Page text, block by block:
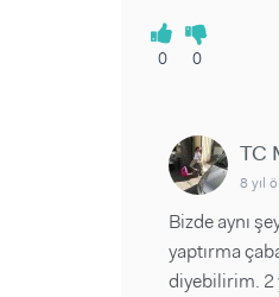
0 0
TC
8 yıl
Bizde aynı
yaptırma
diyebilirim. 2